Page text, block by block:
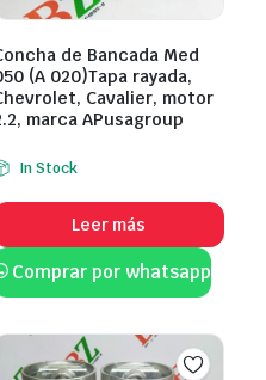
de Bancada Med
(A 020)Tapa rayada,
Cavalier, motor
marca APusagroup
In Stock
Leer más
Comprar por whatsapp